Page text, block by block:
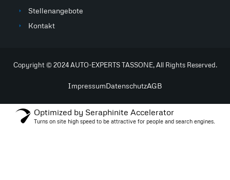
Stellenangebote
Kontakt
Copyright © 2024 AUTO-EXPERTS TASSONE, All Rights Reserved.
ImpressumDatenschutzAGB
Optimized by Seraphinite Accelerator
Turns on site high speed to be attractive for people and search engines.